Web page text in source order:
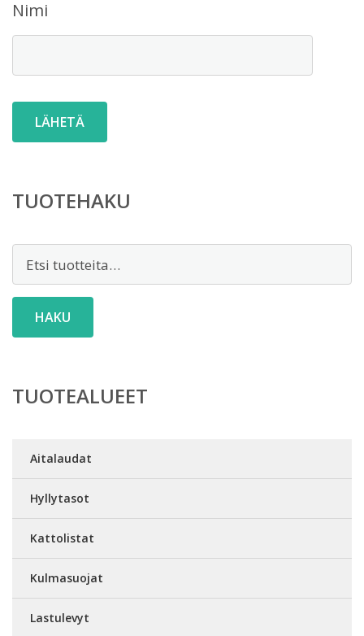
Nimi
TUOTEHAKU
HAKU
TUOTEALUEET
Aitalaudat
Hyllytasot
Kattolistat
Kulmasuojat
Lastulevyt